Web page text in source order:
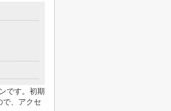
です。初期
で、アクセ